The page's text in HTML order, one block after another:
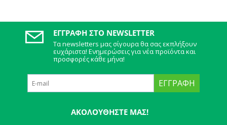
ΕΓΓΡΑΦΉ ΣΤΟ NEWSLETTER
Τα newsletters μας σίγουρα θα σας εκπλήξουν
ευχάριστα! Ενημερώσεις για νέα προϊόντα και
προσφορές κάθε μήνα!
ΕΓΓΡΑΦΉ
ΑΚΟΛΟΥΘΉΣΤΕ ΜΑΣ!